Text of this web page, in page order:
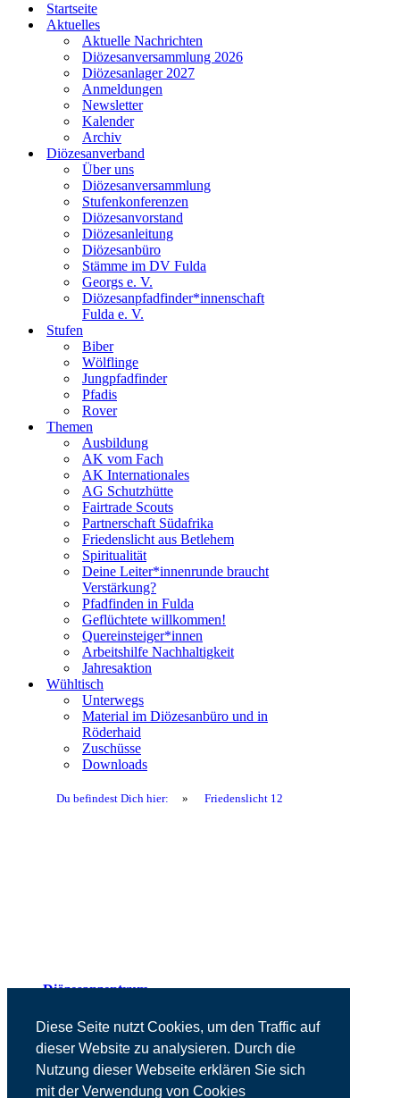
Diese Seite nutzt Cookies, um den Traffic auf
dieser Website zu analysieren. Durch die
Nutzung dieser Webseite erklären Sie sich
mit der Verwendung von Cookies
Startseite
Aktuelles
Aktuelle Nachrichten
Diözesanversammlung 2026
Diözesanlager 2027
Anmeldungen
Newsletter
Kalender
Archiv
Diözesanverband
Über uns
Diözesanversammlung
Stufenkonferenzen
Diözesanvorstand
Diözesanleitung
Diözesanbüro
Stämme im DV Fulda
Georgs e. V.
Diözesanpfadfinder*innenschaft
Fulda e. V.
Stufen
Biber
Wölflinge
Jungpfadfinder
Pfadis
Rover
Themen
Ausbildung
AK vom Fach
AK Internationales
AG Schutzhütte
Fairtrade Scouts
Partnerschaft Südafrika
Friedenslicht aus Betlehem
Spiritualität
Deine Leiter*innenrunde braucht
Verstärkung?
Pfadfinden in Fulda
Geflüchtete willkommen!
Quereinsteiger*innen
Arbeitshilfe Nachhaltigkeit
Jahresaktion
Wühltisch
Unterwegs
Material im Diözesanbüro und in
Röderhaid
Zuschüsse
Downloads
Du befindest Dich hier: » Friedenslicht 12
Diözesanzentrum
Kontakt
Datenschutz